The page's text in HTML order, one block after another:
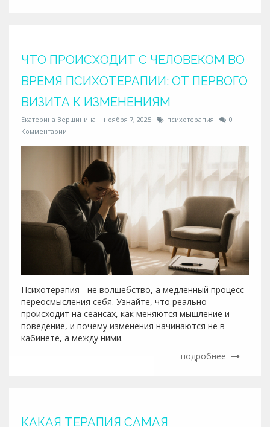
ЧТО ПРОИСХОДИТ С ЧЕЛОВЕКОМ ВО
ВРЕМЯ ПСИХОТЕРАПИИ: ОТ ПЕРВОГО
ВИЗИТА К ИЗМЕНЕНИЯМ
Екатерина Вершинина ноября 7, 2025 психотерапия
0
Комментарии
Психотерапия - не волшебство, а медленный процесс
переосмысления себя. Узнайте, что реально
происходит на сеансах, как меняются мышление и
поведение, и почему изменения начинаются не в
кабинете, а между ними.
подробнее
КАКАЯ ТЕРАПИЯ САМАЯ